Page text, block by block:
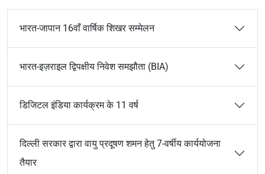
भारत-जापान 16वाँ वार्षिक शिखर सम्मेलन
भारत-इज़राइल द्विपक्षीय निवेश समझौता (BIA)
डिजिटल इंडिया कार्यक्रम के 11 वर्ष
दिल्ली सरकार द्वारा वायु प्रदूषण शमन हेतु 7-वर्षीय कार्ययोजना
तैयार